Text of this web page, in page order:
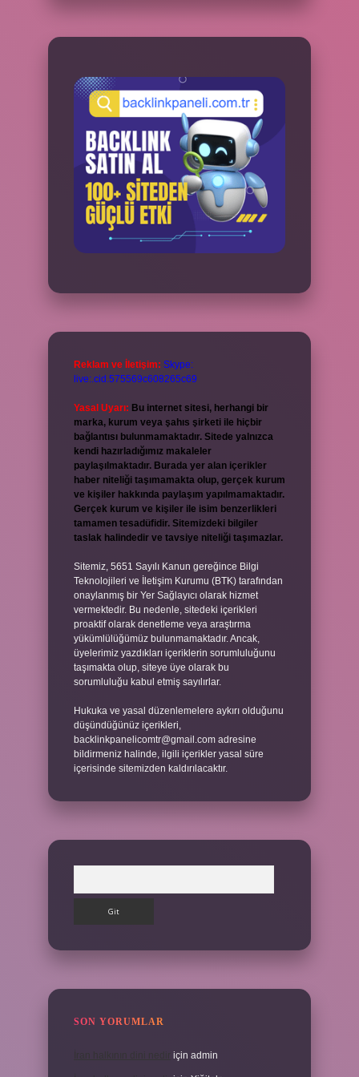
Reklam ve İletişim: Skype:
live:.cid.575569c608265c69
Yasal Uyarı: Bu internet sitesi, herhangi bir
marka, kurum veya şahıs şirketi ile hiçbir
bağlantısı bulunmamaktadır. Sitede yalnızca
kendi hazırladığımız makaleler
paylaşılmaktadır. Burada yer alan içerikler
haber niteliği taşımamakta olup, gerçek kurum
ve kişiler hakkında paylaşım yapılmamaktadır.
Gerçek kurum ve kişiler ile isim benzerlikleri
tamamen tesadüfidir. Sitemizdeki bilgiler
taslak halindedir ve tavsiye niteliği taşımazlar.
Sitemiz, 5651 Sayılı Kanun gereğince Bilgi
Teknolojileri ve İletişim Kurumu (BTK) tarafından
onaylanmış bir Yer Sağlayıcı olarak hizmet
vermektedir. Bu nedenle, sitedeki içerikleri
proaktif olarak denetleme veya araştırma
yükümlülüğümüz bulunmamaktadır. Ancak,
üyelerimiz yazdıkları içeriklerin sorumluluğunu
taşımakta olup, siteye üye olarak bu
sorumluluğu kabul etmiş sayılırlar.
Hukuka ve yasal düzenlemelere aykırı olduğunu
düşündüğünüz içerikleri,
backlinkpanelicomtr@gmail.com adresine
bildirmeniz halinde, ilgili içerikler yasal süre
içerisinde sitemizden kaldırılacaktır.
SON YORUMLAR
için admin